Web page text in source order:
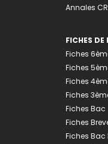
Annales
FICHES DE
Fiches
Fiches
Fiches
Fiches
Fiches Bac
Fiches
Fiches Bac